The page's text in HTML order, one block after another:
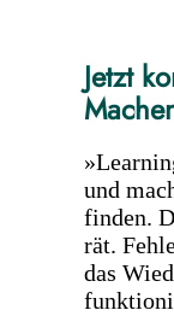
Jetzt
und
finden.
rät.
das